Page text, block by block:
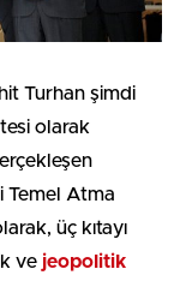
Turhan şimdi
olarak
Temel Atma
üç kıtayı
ve jeopolitik